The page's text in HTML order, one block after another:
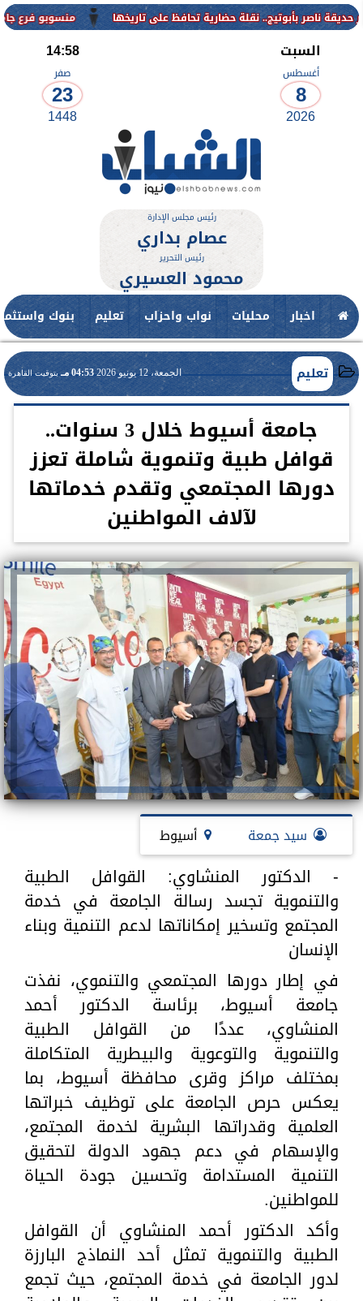
منسوبو فرع جامعة الأزهر للوجه
السبت
أغسطس
8
2026
14:58
صفر
23
1448
رئيس مجلس الإدارة
عصام بداري
رئيس التحرير
محمود العسيري
اخبار محليات نواب واحزاب تعليم بنوك
تعليم الجمعة، 12 يونيو 2026 04:53 مـ بتوقيت القاهرة
جامعة أسيوط خلال 3 سنوات..
قوافل طبية وتنموية شاملة تعزز
دورها المجتمعي وتقدم خدماتها
لآلاف المواطنين
سيد جمعة أسيوط
- الدكتور المنشاوي: القوافل الطبية
والتنموية تجسد رسالة الجامعة في خدمة
المجتمع وتسخير إمكاناتها لدعم التنمية وبناء
الإنسان
في إطار دورها المجتمعي والتنموي، نفذت
جامعة أسيوط، برئاسة الدكتور أحمد
المنشاوي، عددًا من القوافل الطبية
والتنموية والتوعوية والبيطرية المتكاملة
بمختلف مراكز وقرى محافظة أسيوط، بما
يعكس حرص الجامعة على توظيف خبراتها
العلمية وقدراتها البشرية لخدمة المجتمع،
والإسهام في دعم جهود الدولة لتحقيق
التنمية المستدامة وتحسين جودة الحياة
للمواطنين.
وأكد الدكتور أحمد المنشاوي أن القوافل
الطبية والتنموية تمثل أحد النماذج البارزة
لدور الجامعة في خدمة المجتمع، حيث تجمع